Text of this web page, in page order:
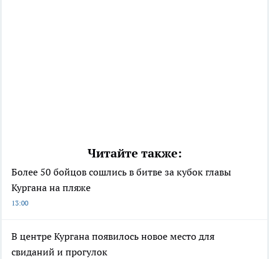
Читайте также:
Более 50 бойцов сошлись в битве за кубок главы
Кургана на пляже
13:00
В центре Кургана появилось новое место для
свиданий и прогулок